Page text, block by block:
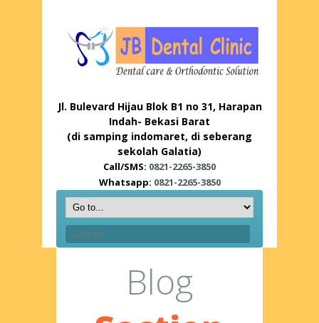
Jl. Bulevard Hijau Blok B1 no 31, Harapan
Indah- Bekasi Barat
(di samping indomaret, di seberang
sekolah Galatia)
Call/SMS: 0821-2265-3850
Whatsapp: 0821-2265-3850
Blog